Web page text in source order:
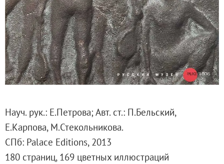
Русское искусство второй половины
Русское народное искусство XVII-XXI
Будущие выставки
Выездные выставки
Садко
Михаил Нестеров
Степан Эрьзя – скульптор мира. К
Эпоха Императора Александра III и её
Архип Куинджи. Иллюзия света
Русская традиция
Науч. рук.: Е.Петрова; Авт. ст.: П.Бельский,
Е.Карпова, М.Стекольникова.
СПб: Palace Editions, 2013
180 страниц, 169 цветных иллюстраций